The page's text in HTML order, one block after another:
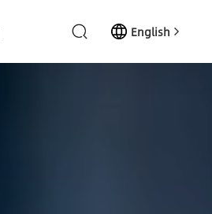
English